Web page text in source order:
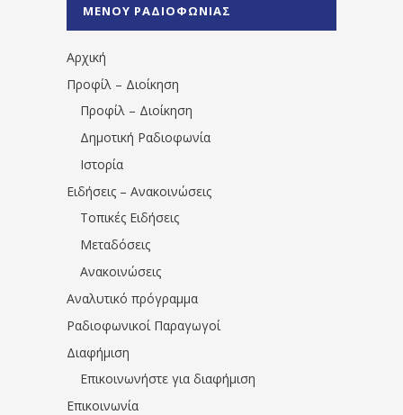
1531194763766854/" artist="" ]
ΜΕΝΟΥ ΡΑΔΙΟΦΩΝΙΑΣ
Αρχική
Προφίλ – Διοίκηση
Προφίλ – Διοίκηση
Δημοτική Ραδιοφωνία
Ιστορία
Ειδήσεις – Ανακοινώσεις
Τοπικές Ειδήσεις
Μεταδόσεις
Ανακοινώσεις
Αναλυτικό πρόγραμμα
Ραδιοφωνικοί Παραγωγοί
Διαφήμιση
Επικοινωνήστε για διαφήμιση
Επικοινωνία